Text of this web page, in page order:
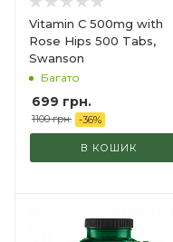
Vitamin C 500mg with
Rose Hips 500 Tabs,
Swanson
Багато
699 грн.
1100 грн. -36%
В КОШИК